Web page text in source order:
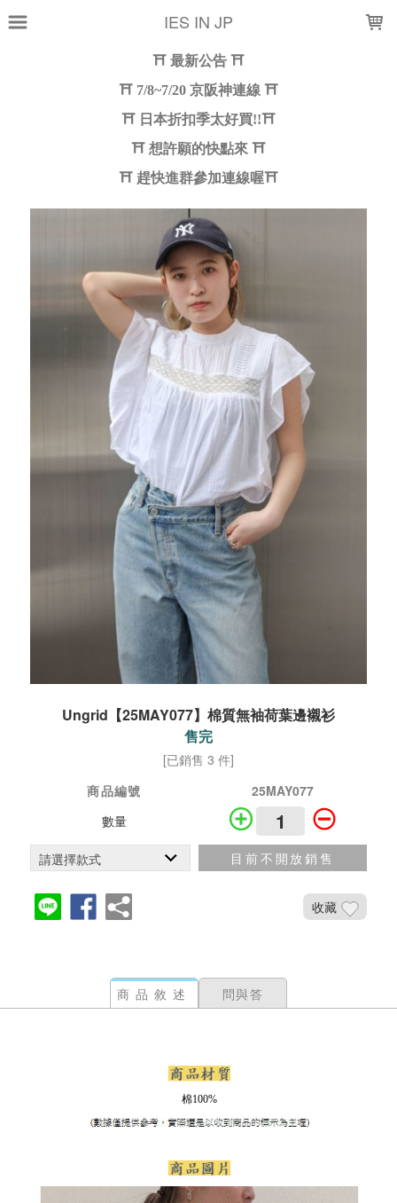
IES IN JP
Ungrid【25MAY077】棉質無袖荷葉邊襯衫
售完
[已銷售 3 件]
商品編號
25MAY077
數量
目前不開放銷售
收藏
商品敘述 問與答